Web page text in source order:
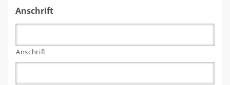
Anschrift
Anschrift